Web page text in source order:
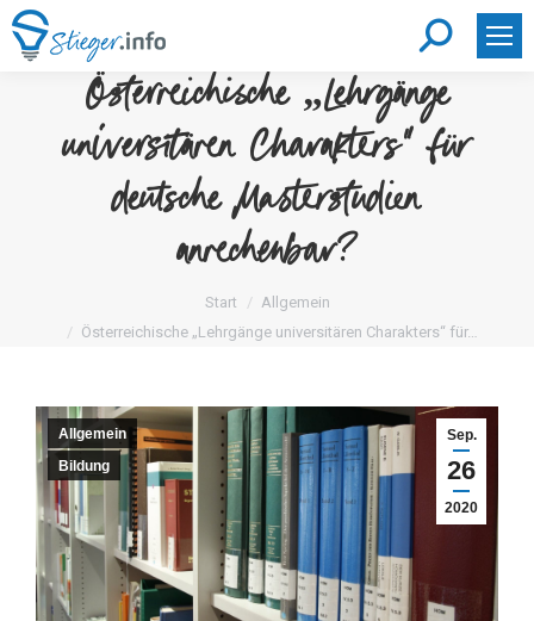
Search:
Österreichische „Lehrgänge
universitären Charakters“ für
deutsche Masterstudien
anrechenbar?
Sie befinden sich hier:Start
Allgemein
Österreichische „Lehrgänge universitären Charakters“ für…
Sep.
26
2020
Allgemein
Bildung